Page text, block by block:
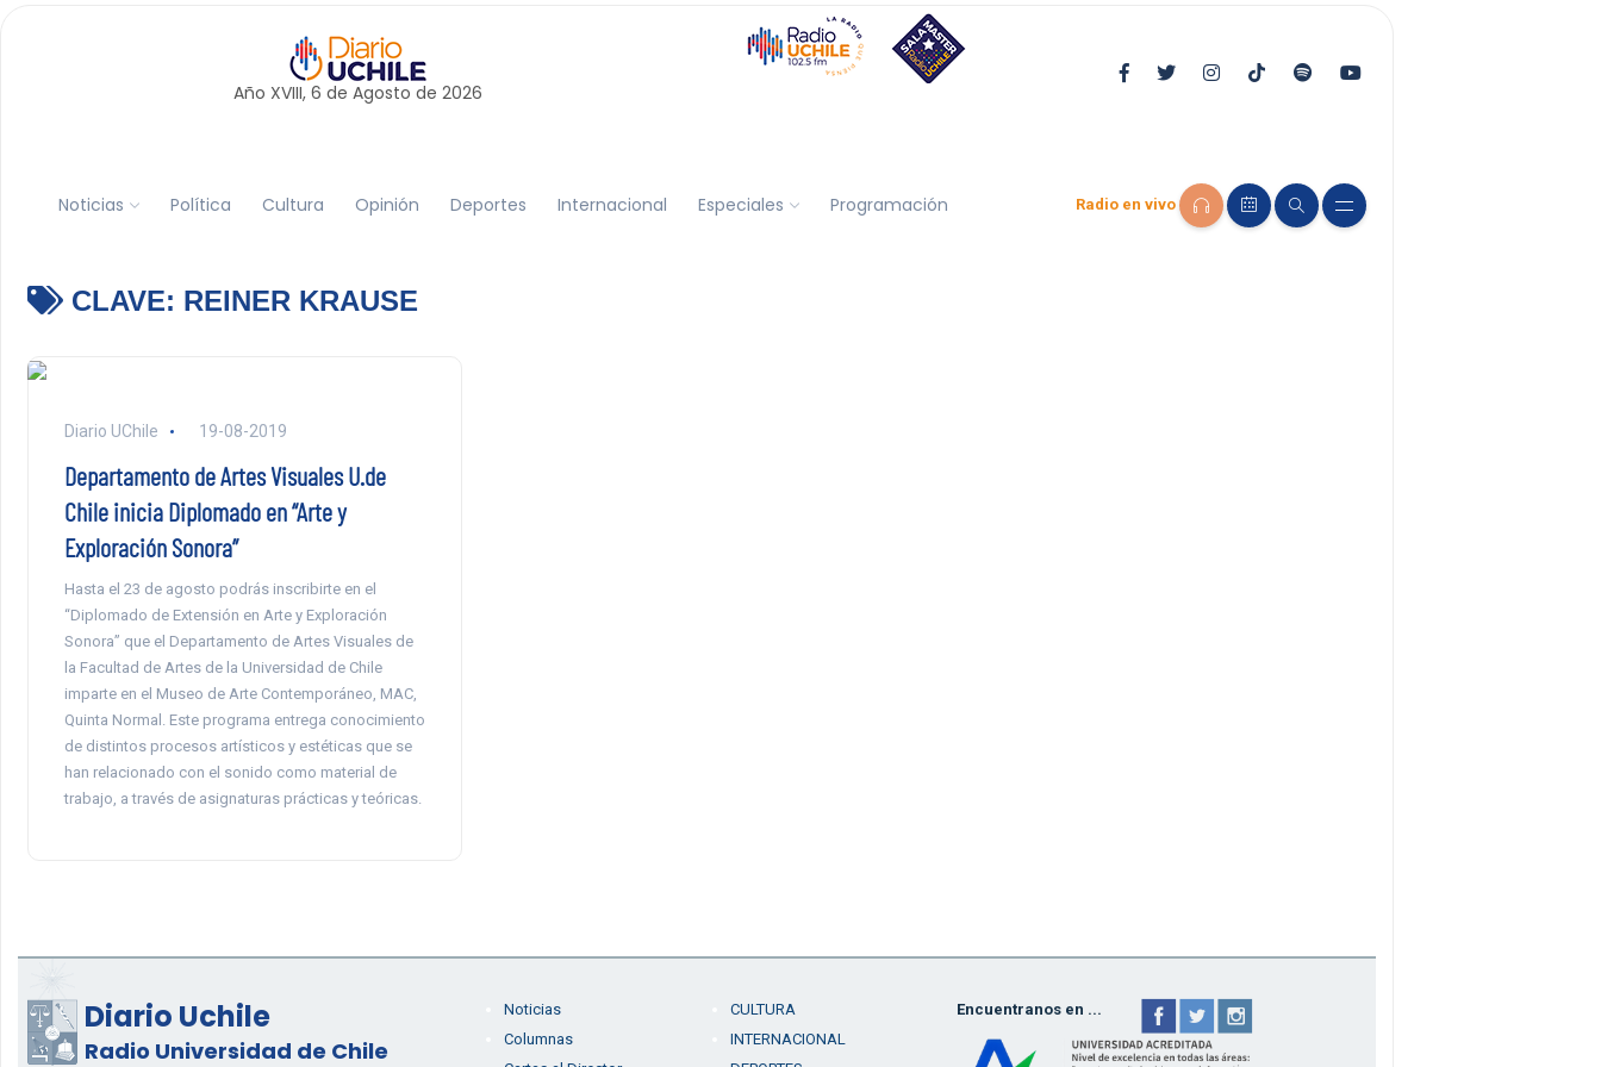
Año XVIII, 6 de Agosto de 2026
Noticias Política Cultura Opinión Deportes Internacional Especiales Programación Radio en vivo
CLAVE: REINER KRAUSE
Diario UChile 19-08-2019
Departamento de Artes Visuales U.de
Chile inicia Diplomado en “Arte y
Exploración Sonora”
Hasta el 23 de agosto podrás inscribirte en el
“Diplomado de Extensión en Arte y Exploración
Sonora” que el Departamento de Artes Visuales de
la Facultad de Artes de la Universidad de Chile
imparte en el Museo de Arte Contemporáneo, MAC,
Quinta Normal. Este programa entrega conocimiento
de distintos procesos artísticos y estéticas que se
han relacionado con el sonido como material de
trabajo, a través de asignaturas prácticas y teóricas.
Diario Uchile
Radio Universidad de Chile
Noticias
Columnas
CULTURA
INTERNACIONAL
Encuentranos en ...